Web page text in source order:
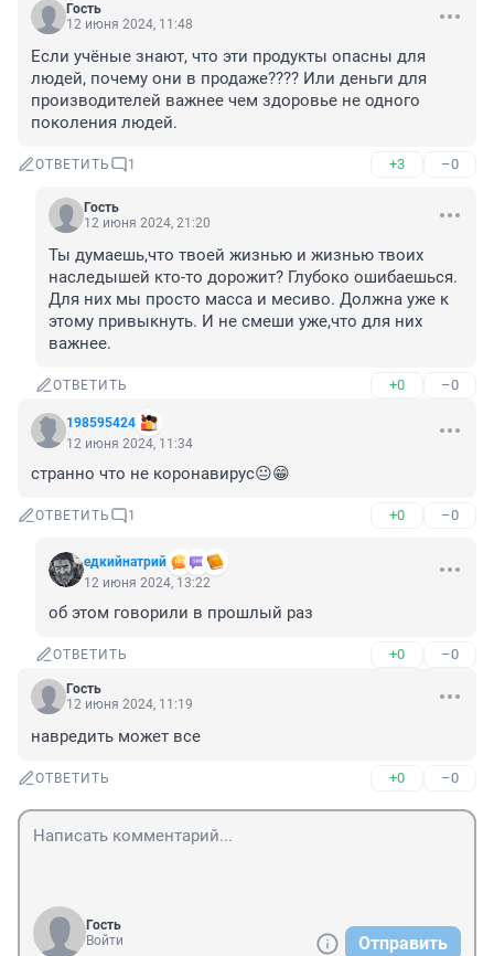
Гость
12 июня 2024, 11:48
Если учёные знают, что эти продукты опасны для
людей, почему они в продаже???? Или деньги для
производителей важнее чем здоровье не одного
поколения людей.
ОТВЕТИТЬ 1 +3 –0
Гость
12 июня 2024, 21:20
Ты думаешь,что твоей жизнью и жизнью твоих
наследышей кто-то дорожит? Глубоко ошибаешься.
Для них мы просто масса и месиво. Должна уже к
этому привыкнуть. И не смеши уже,что для них
важнее.
ОТВЕТИТЬ +0 –0
198595424
12 июня 2024, 11:34
странно что не коронавирус😐😁
ОТВЕТИТЬ 1 +0 –0
едкийнатрий
12 июня 2024, 13:22
об этом говорили в прошлый раз
ОТВЕТИТЬ +0 –0
Гость
12 июня 2024, 11:19
навредить может все
ОТВЕТИТЬ +0 –0
Гость
Войти
Отправить